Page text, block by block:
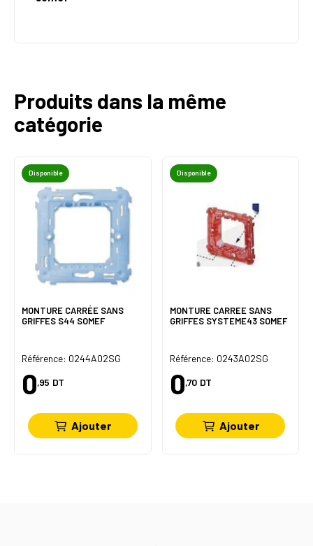
Produits dans la même
catégorie
Disponible
MONTURE CARRÉE SANS
GRIFFES S44 SOMEF
Référence: 0244A02SG
0,95 DT
Ajouter
Disponible
MONTURE CARREE SANS
GRIFFES SYSTEME43 SOMEF
Référence: 0243A02SG
0,70 DT
Ajouter